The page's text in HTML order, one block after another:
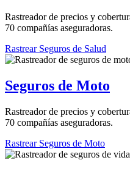
Rastreador de precios y
70 compañías aseguradoras.
Rastrear Seguros de Salud
Seguros de Moto
Rastreador de precios y
70 compañías aseguradoras.
Rastrear Seguros de Moto